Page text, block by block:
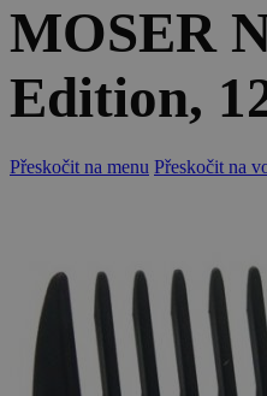
MOSER
Edition,
Přeskočit na menu Přeskočit na